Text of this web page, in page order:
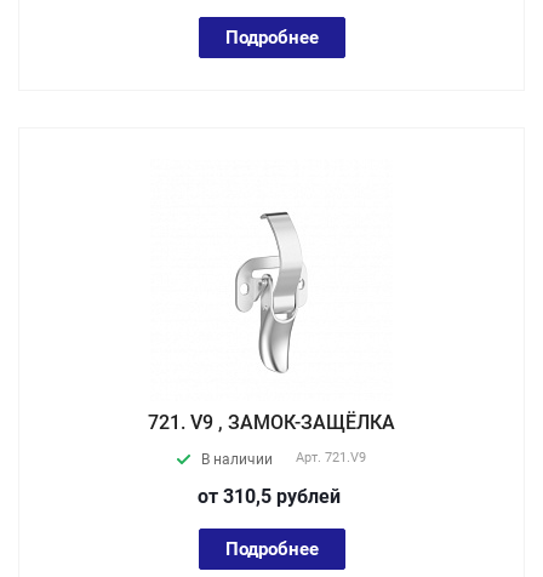
Подробнее
721. V9 , ЗАМОК-ЗАЩЁЛКА
В наличии Арт. 721.V9
от 310,5 рублей
Подробнее